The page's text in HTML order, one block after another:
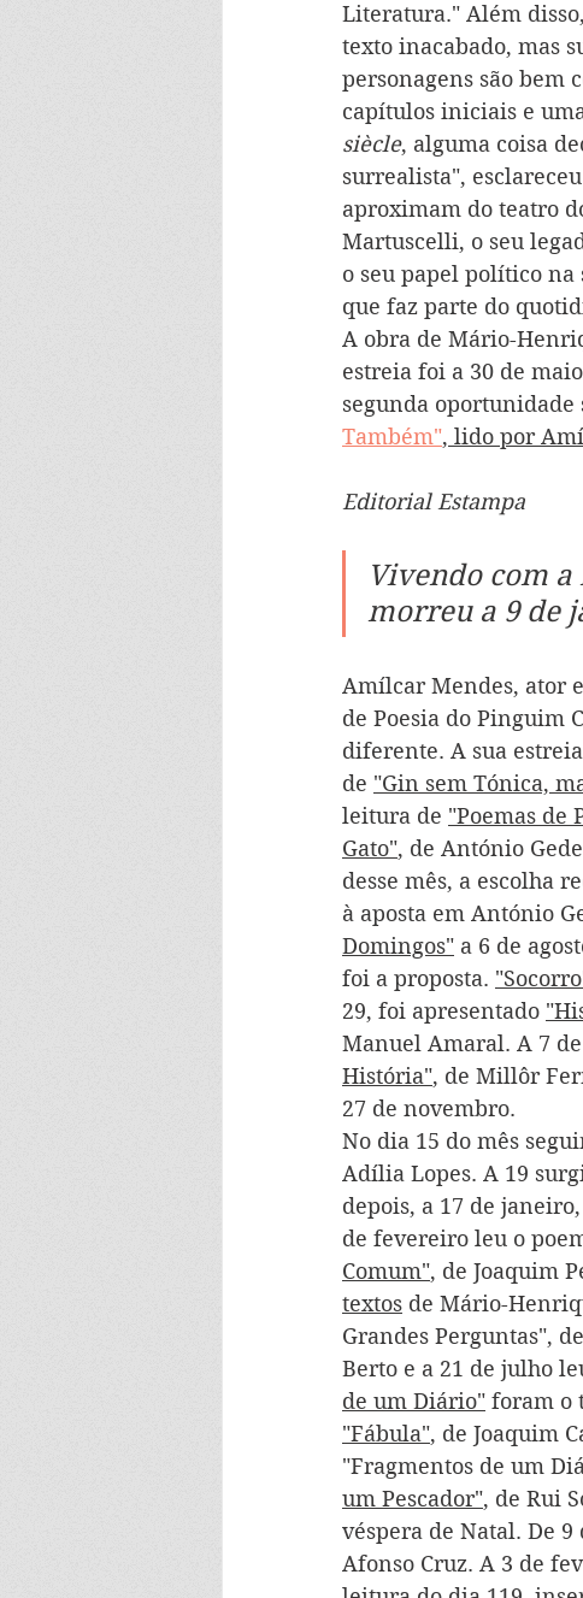
Literatura." Além
texto inacabado, mas
personagens são bem
capítulos iniciais e
siècle, alguma coisa
surrealista",
aproximam do teatro
Martuscelli, o seu
o seu papel político na
que faz parte do
A obra de Mário-
estreia foi a 30 de
segunda oportunidade
Também", lido por
Editorial Estampa
Vivendo com
morreu a 9 de
Amílcar Mendes, ator
de Poesia do Pinguim
diferente. A sua
de "Gin sem Tónica,
leitura de "Poemas de
Gato", de António
desse mês, a escolha
à aposta em António
Domingos" a 6 de
foi a proposta.
29, foi apresentado
Manuel Amaral. A 7
História", de Millôr
27 de novembro.
No dia 15 do mês
Adília Lopes. A 19
depois, a 17 de
de fevereiro leu o
Comum", de Joaquim
textos de Mário-
Grandes Perguntas",
Berto e a 21 de julho
de um Diário" foram o
"Fábula", de Joaquim
"Fragmentos de um
um Pescador", de Rui
véspera de Natal. De
Afonso Cruz. A 3 de